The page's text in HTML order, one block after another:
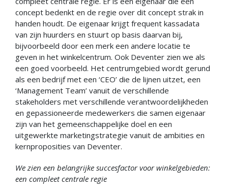
concept bedenkt en de regie over dit concept strak in
handen houdt. De eigenaar krijgt frequent kassadata
van zijn huurders en stuurt op basis daarvan bij,
bijvoorbeeld door een merk een andere locatie te
geven in het winkelcentrum. Ook Deventer zien we als
een goed voorbeeld. Het centrumgebied wordt gerund
als een bedrijf met een ‘CEO’ die de lijnen uitzet, een
‘Management Team’ vanuit de verschillende
stakeholders met verschillende verantwoordelijkheden
en gepassioneerde medewerkers die samen eigenaar
zijn van het gemeenschappelijke doel en een
uitgewerkte marketingstrategie vanuit de ambities en
kernproposities van Deventer.
We zien een belangrijke succesfactor voor winkelgebieden:
een compleet centrale regie